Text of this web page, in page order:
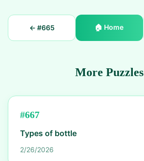
← #665 🏠 Home
More Puzzles
#667
Types of bottle
2/26/2026